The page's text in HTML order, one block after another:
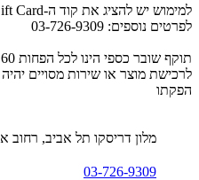
לפרטים נוספים: 03-726-9309
הפקתו
מלון דריסקו תל אביב, רחוב אוארבך 6, תל
03-726-9309